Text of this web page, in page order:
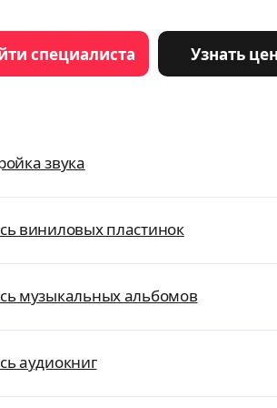
специалиста Узнать
звука
виниловых пластинок
музыкальных альбомов
аудиокниг